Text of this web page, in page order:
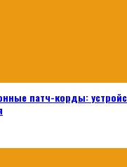
патч-корды: